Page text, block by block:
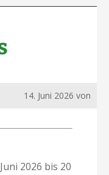
14. Juni 2026 von
2026 bis 20